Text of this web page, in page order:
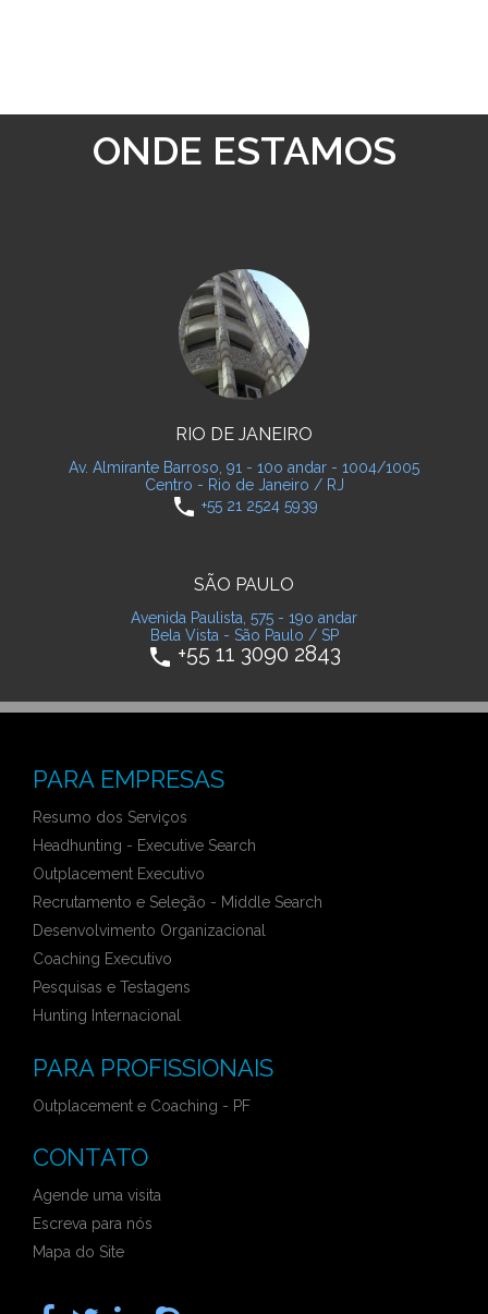
ONDE ESTAMOS
RIO DE JANEIRO
Av. Almirante Barroso, 91 - 10o andar - 1004/1005
Centro - Rio de Janeiro / RJ
phone +55 21 2524 5939
SÃO PAULO
Avenida Paulista, 575 - 19o andar
Bela Vista - São Paulo / SP
phone +55 11 3090 2843
PARA EMPRESAS
Resumo dos Serviços
Headhunting - Executive Search
Outplacement Executivo
Recrutamento e Seleção - Middle Search
Desenvolvimento Organizacional
Coaching Executivo
Pesquisas e Testagens
Hunting Internacional
PARA PROFISSIONAIS
Outplacement e Coaching - PF
CONTATO
Agende uma visita
Escreva para nós
Mapa do Site